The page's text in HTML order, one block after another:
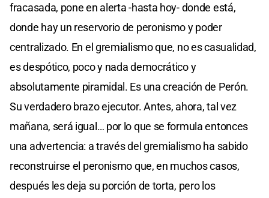
fracasada, pone en alerta -hasta hoy- donde está,
donde hay un reservorio de peronismo y poder
centralizado. En el gremialismo que, no es casualidad,
es despótico, poco y nada democrático y
absolutamente piramidal. Es una creación de Perón.
Su verdadero brazo ejecutor. Antes, ahora, tal vez
mañana, será igual… por lo que se formula entonces
una advertencia: a través del gremialismo ha sabido
reconstruirse el peronismo que, en muchos casos,
después les deja su porción de torta, pero los